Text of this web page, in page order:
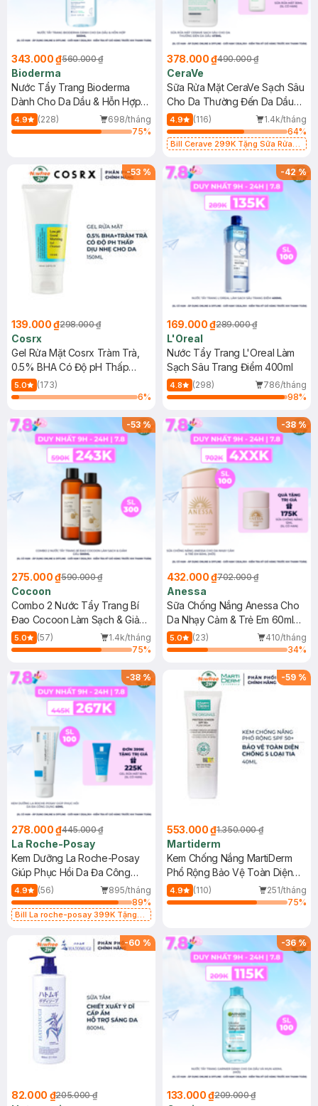
343.000 ₫560.000 ₫
Bioderma
Nước Tẩy Trang Bioderma
Dành Cho Da Dầu & Hỗn Hợp
500ml
4.9 (228)
698/tháng
75%
378.000 ₫490.000 ₫
CeraVe
Sữa Rửa Mặt CeraVe Sạch Sâu
Cho Da Thường Đến Da Dầu
473ml
4.9 (116)
1.4k/tháng
64%
Bill Cerave 299K Tặng Sữa Rửa
-53 %
139.000 ₫298.000 ₫
Cosrx
Gel Rửa Mặt Cosrx Tràm Trà,
0.5% BHA Có Độ pH Thấp
150ml
5.0
(173)
6%
-42%
169.000 ₫289.000 ₫
L'Oreal
Nước Tẩy Trang L'Oreal Làm
Sạch Sâu Trang Điểm 400ml
4.8 (298)
786/tháng
98%
-53%
275.000 ₫590.000 ₫
Cocoon
Combo 2 Nước Tẩy Trang Bí
Đao Cocoon Làm Sạch & Giảm
Dầu 500ml
5.0 (57)
1.4k/tháng
75%
-38%
432.000 ₫702.000 ₫
Anessa
Sữa Chống Nắng Anessa Cho
Da Nhạy Cảm & Trẻ Em 60ml
(Mới)
5.0 (23)
410/tháng
34%
-38%
278.000 ₫445.000 ₫
La Roche-Posay
Kem Dưỡng La Roche-Posay
Giúp Phục Hồi Da Đa Công
Dụng 40ml
4.9 (56)
895/tháng
89%
Bill La roche-posay 399K Tặng
(SL có hạn)
-59 %
553.000 ₫1.350.000 ₫
Martiderm
Kem Chống Nắng MartiDerm
Phổ Rộng Bảo Vệ Toàn Diện
40ml
4.9 (110)
251/tháng
75%
-60 %
82.000 ₫205.000 ₫
-36%
133.000 ₫209.000 ₫